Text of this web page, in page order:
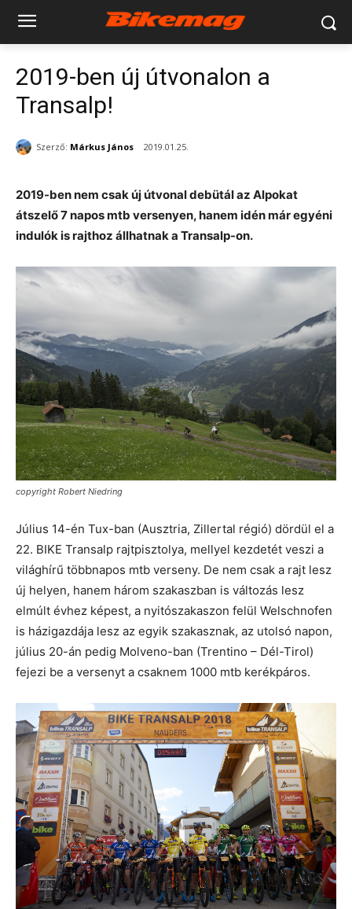
2019-ben új útvonalon a
Transalp!
Szerző: Márkus János 2019.01.25.
2019-ben nem csak új útvonal debütál az Alpokat
átszelő 7 napos mtb versenyen, hanem idén már egyéni
indulók is rajthoz állhatnak a Transalp-on.
copyright Robert Niedring
Július 14-én Tux-ban (Ausztria, Zillertal régió) dördül el a
22. BIKE Transalp rajtpisztolya, mellyel kezdetét veszi a
világhírű többnapos mtb verseny. De nem csak a rajt lesz
új helyen, hanem három szakaszban is változás lesz
elmúlt évhez képest, a nyitószakaszon felül Welschnofen
is házigazdája lesz az egyik szakasznak, az utolsó napon,
július 20-án pedig Molveno-ban (Trentino – Dél-Tirol)
fejezi be a versenyt a csaknem 1000 mtb kerékpáros.